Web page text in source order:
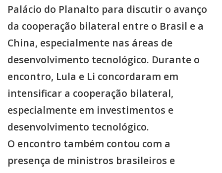
Palácio do Planalto para discutir o avanço
da cooperação bilateral entre o Brasil e a
China, especialmente nas áreas de
desenvolvimento tecnológico. Durante o
encontro, Lula e Li concordaram em
intensificar a cooperação bilateral,
especialmente em investimentos e
desenvolvimento tecnológico.
O encontro também contou com a
presença de ministros brasileiros e